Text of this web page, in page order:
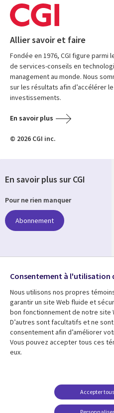
Allier savoir et faire
Fondée en 1976, CGI figure
de services-conseils en
management au monde. Nous
sur les résultats afin d’accélérer
investissements.
En savoir plus
© 2026 CGI inc.
Ressources
Articles
Études de cas
En savoir plus sur CGI
Pour ne rien manquer
Abonnement
Suivez-nous
Social
Media
Global
FR
Consentement à l'utilisation
Nous utilisons nos propres
garantir un site Web fluide et
bon fonctionnement de notre site
D’autres sont facultatifs et ne
consentement afin d’améliorer
Vous pouvez accepter tous ces
eux.
Accepter